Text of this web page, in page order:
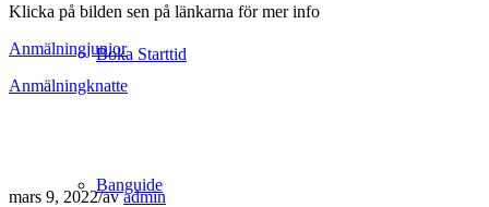
Boka Starttid
Banguide
Klicka på bilden sen på länkarna för mer info
Anmälningjunior
Anmälningknatte
mars 9, 2022/avadmin